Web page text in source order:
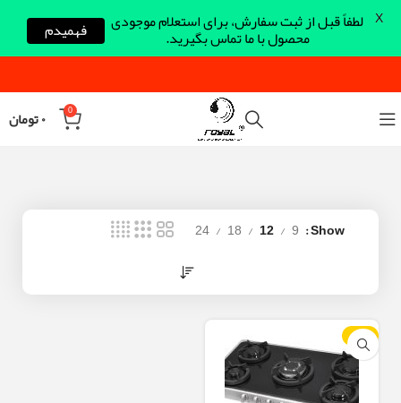
0 ۰تومان
Show
9
12
18
24
-12%
لطفاً قبل از ثبت سفارش، برای استعلام موجودی
محصول با ما تماس بگیرید. فهمیدم X